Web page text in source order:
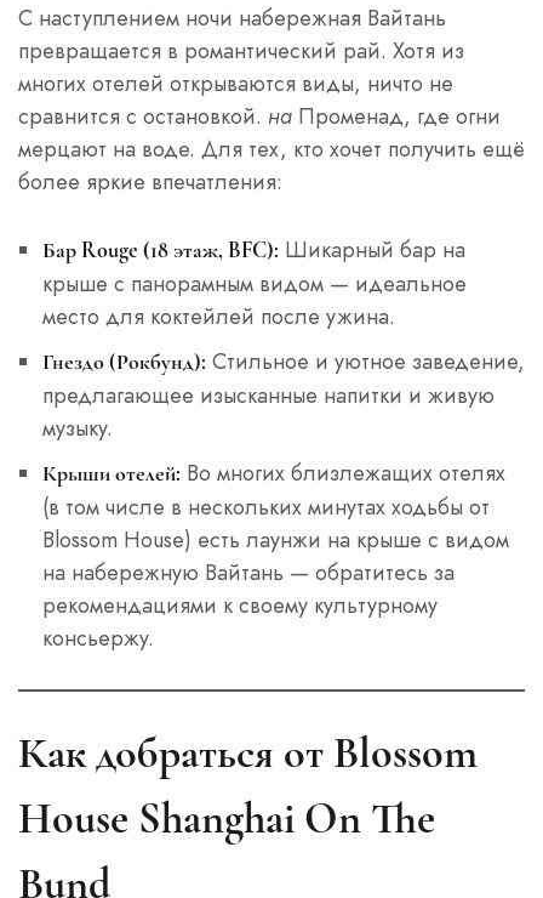
С наступлением ночи набережная Вайтань
превращается в романтический рай. Хотя из
многих отелей открываются виды, ничто не
сравнится с остановкой. на Променад, где огни
мерцают на воде. Для тех, кто хочет получить ещё
более яркие впечатления:
Бар Rouge (18 этаж, BFC): Шикарный бар на
крыше с панорамным видом — идеальное
место для коктейлей после ужина.
Гнездо (Рокбунд): Стильное и уютное заведение,
предлагающее изысканные напитки и живую
музыку.
Крыши отелей: Во многих близлежащих отелях
(в том числе в нескольких минутах ходьбы от
Blossom House) есть лаунжи на крыше с видом
на набережную Вайтань — обратитесь за
рекомендациями к своему культурному
консьержу.
Как добраться от Blossom
House Shanghai On The
Bund